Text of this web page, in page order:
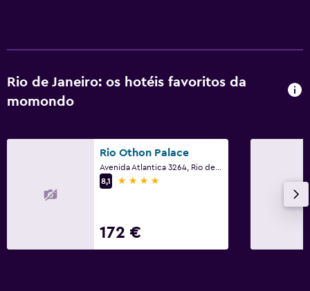
Rio de Janeiro: os hotéis favoritos da
momondo
Rio Othon Palace
8,1
4 estrelas
172 €